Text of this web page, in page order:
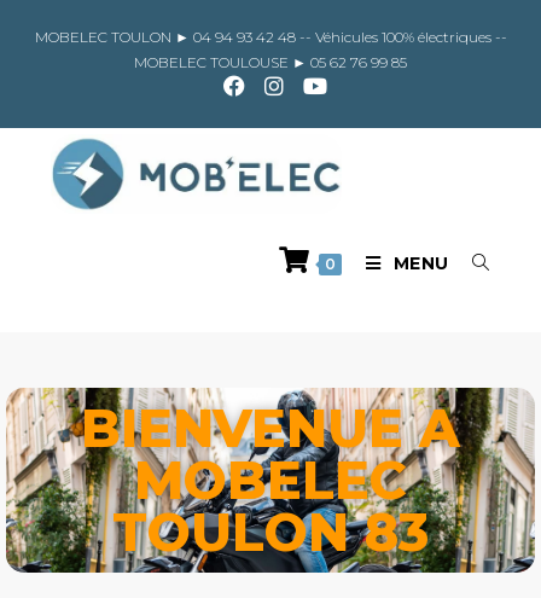
MOBELEC TOULON ► 04 94 93 42 48 -- Véhicules 100% électriques --
MOBELEC TOULOUSE ► 05 62 76 99 85
0 MENU
BIENVENUE A
MOBELEC
TOULON 83